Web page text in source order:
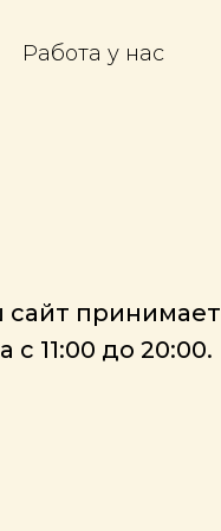
Работа у нас
принимает
с 11:00 до 20:00.